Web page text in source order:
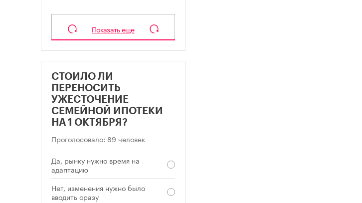
Показать еще
СТОИЛО ЛИ
ПЕРЕНОСИТЬ
УЖЕСТОЧЕНИЕ
СЕМЕЙНОЙ ИПОТЕКИ
НА 1 ОКТЯБРЯ?
Проголосовало: 89 человек
Да, рынку нужно время на
адаптацию
Нет, изменения нужно было
вводить сразу